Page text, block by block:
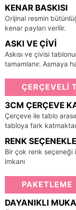
KENAR BASKISI
Orijinal resmin
kenar payları verilir.
ASKI VE ÇIVI
Askısı ve çivisi
tamamlanır. Asmaya
ÇERÇEVELİ
3CM ÇERÇEVE
Çerçeve ile tablo
tabloya fark
RENK
Bir çok renk
imkanı
PAKETLEME
DAYANIKLI